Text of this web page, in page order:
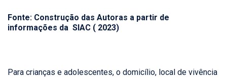
Fonte: Construção das Autoras a partir de
informações da SIAC ( 2023)
Para crianças e adolescentes, o domicílio, local de vivência